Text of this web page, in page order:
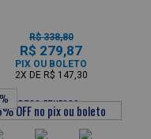
R$ 338,80
R$ 279,87
PIX OU BOLETO
2X DE R$ 147,30